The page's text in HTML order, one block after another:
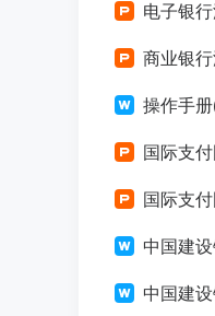
电子银
商业银
操作手
国际支
国际支
中国建
中国建